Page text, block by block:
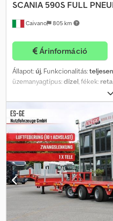
Caivano 805 km
SCANIA 590S FULL
Árinformáció
Állapot:új, Funkcionalitás:
üzemanyagtípus:dízel, fékek:
számítógép, légkondicionálás,
SCANIA 590 S Új, forgalomba
Teljes levegős rendszer -
fekhely -Állóklíma -LED
bőr belső -Digitális műszerfal -
Hűtőszekrény -Alumínium felnik
FINANSZÍROZÁSI ÉS LÍZING
- 96 hónapos futamidő akár önerő
TOVÁBBI TELEPHELYEI:
CASERTA - PIACENZA
TELEPHELY – HIVATALOS
FUSO, FOTON TRUCK, PIAGGIO